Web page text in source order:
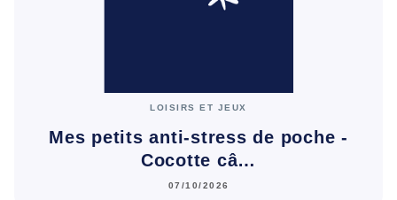
LOISIRS ET JEUX
Mes petits anti-stress de poche -
Cocotte câ…
07/10/2026